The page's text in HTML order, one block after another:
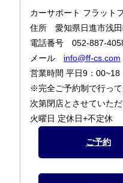
カーサポート フラット
住所 愛知県日進市浅田
電話番号 052-887-
メール info@ff-cs.com
営業時間 平日9：00~18
※完全ご予約制で行っ
次第閉店とさせていただ
火曜日 定休日+不定休
ご予約